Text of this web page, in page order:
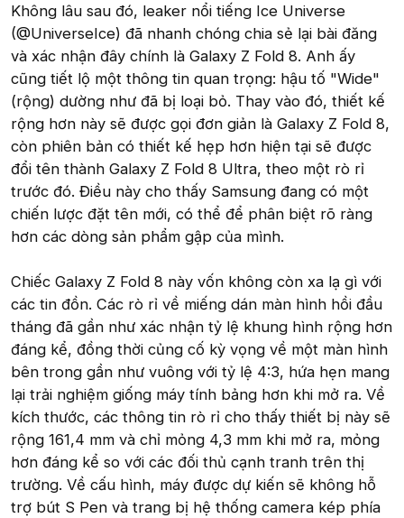
Không lâu sau đó, leaker nổi tiếng Ice Universe
(@UniverseIce) đã nhanh chóng chia sẻ lại bài đăng
và xác nhận đây chính là Galaxy Z Fold 8. Anh ấy
cũng tiết lộ một thông tin quan trọng: hậu tố "Wide"
(rộng) dường như đã bị loại bỏ. Thay vào đó, thiết kế
rộng hơn này sẽ được gọi đơn giản là Galaxy Z Fold 8,
còn phiên bản có thiết kế hẹp hơn hiện tại sẽ được
đổi tên thành Galaxy Z Fold 8 Ultra, theo một rò rỉ
trước đó. Điều này cho thấy Samsung đang có một
chiến lược đặt tên mới, có thể để phân biệt rõ ràng
hơn các dòng sản phẩm gập của mình.
Chiếc Galaxy Z Fold 8 này vốn không còn xa lạ gì với
các tin đồn. Các rò rỉ về miếng dán màn hình hồi đầu
tháng đã gần như xác nhận tỷ lệ khung hình rộng hơn
đáng kể, đồng thời củng cố kỳ vọng về một màn hình
bên trong gần như vuông với tỷ lệ 4:3, hứa hẹn mang
lại trải nghiệm giống máy tính bảng hơn khi mở ra. Về
kích thước, các thông tin rò rỉ cho thấy thiết bị này sẽ
rộng 161,4 mm và chỉ mỏng 4,3 mm khi mở ra, mỏng
hơn đáng kể so với các đối thủ cạnh tranh trên thị
trường. Về cấu hình, máy được dự kiến sẽ không hỗ
trợ bút S Pen và trang bị hệ thống camera kép phía